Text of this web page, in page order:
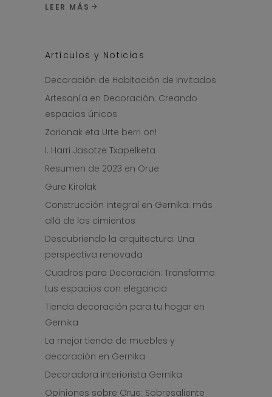
LEER MÁS
Artículos y Noticias
Decoración de Habitación de Invitados
Artesanía en Decoración: Creando
espacios únicos
Zorionak eta Urte berri on!
I. Harri Jasotze Txapelketa
Resumen de 2023 en Orue
Gure Kirolak
Construcción integral en Gernika: más
allá de los cimientos
Descubriendo la arquitectura: Una
perspectiva renovada
Cuadros para Decoración: Transforma
tus espacios con elegancia
Tienda decoración para tu hogar en
Gernika
La mejor tienda de muebles y
decoración en Gernika
Decoradora interiorista Gernika
Opiniones sobre Orue: Sobresaliente